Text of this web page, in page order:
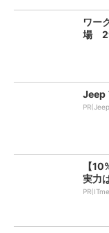
ワー
場
Jeep
【
実力